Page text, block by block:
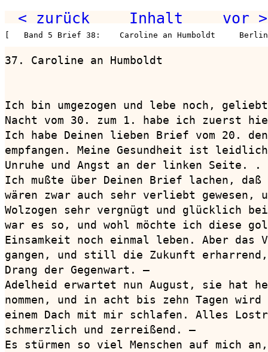
< zurück Inhalt vor >
[   Band 5 Brief 38:    Caroline an Humboldt
37. Caroline an Humboldt
Ich bin umgezogen und lebe noch,
Nacht vom 30. zum 1. habe ich zuerst
Ich habe Deinen lieben Brief vom 20.
empfangen. Meine Gesundheit ist
Unruhe und Angst an der linken Seite.
Ich mußte über Deinen Brief lachen,
wären zwar auch sehr verliebt gewesen,
Wolzogen sehr vergnügt und glücklich
war es so, und wohl möchte ich diese
Einsamkeit noch einmal leben. Aber das
gangen, und still die Zukunft erharrend,
Drang der Gegenwart. —
Adelheid erwartet nun August, sie hat
nommen, und in acht bis zehn Tagen
einem Dach mit mir schlafen. Alles
schmerzlich und zerreißend. —
Es stürmen so viel Menschen auf mich